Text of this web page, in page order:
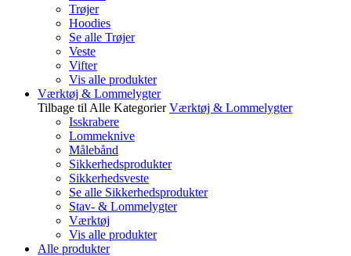
Trøjer
Hoodies
Se alle Trøjer
Veste
Vifter
Vis alle produkter
Værktøj & Lommelygter
Tilbage til Alle Kategorier Værktøj & Lommelygter
Isskrabere
Lommeknive
Målebånd
Sikkerhedsprodukter
Sikkerhedsveste
Se alle Sikkerhedsprodukter
Stav- & Lommelygter
Værktøj
Vis alle produkter
Alle produkter